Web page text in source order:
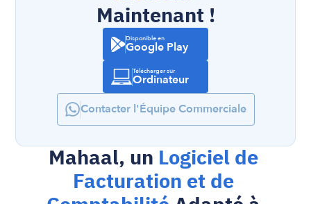
Maintenant !
Disponible en
Google Play
Télécharger sur
Ordinateur
Contacter l'Équipe Commerciale
Mahaal, un Logiciel de
Facturation et de